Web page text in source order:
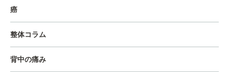
癌
整体コラム
背中の痛み